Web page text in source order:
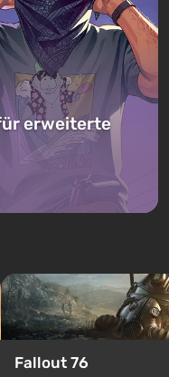
erweiterte
Fallout 76